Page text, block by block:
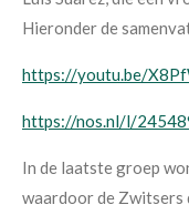
Hieronder de
https://youtu.be/
https://nos.nl/l/
In de laatste groep
waardoor de Zwitsers